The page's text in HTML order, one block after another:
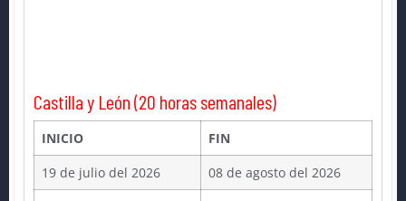
Castilla y León (20 horas semanales)
INICIO
FIN
19 de julio del 2026
08 de agosto del 2026